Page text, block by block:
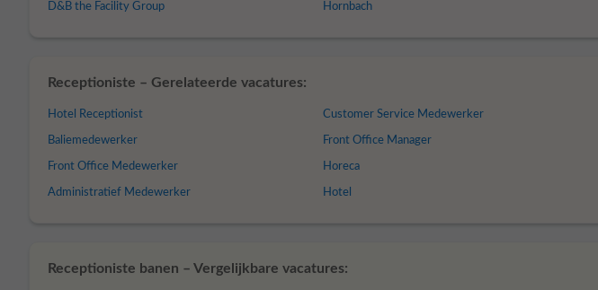
D&B the Facility Group Hornbach
Receptioniste – Gerelateerde vacatures:
Hotel Receptionist
Baliemedewerker
Front Office Medewerker
Administratief Medewerker
Customer Service Medewerker
Front Office Manager
Horeca
Hotel
Receptioniste banen – Vergelijkbare vacatures: